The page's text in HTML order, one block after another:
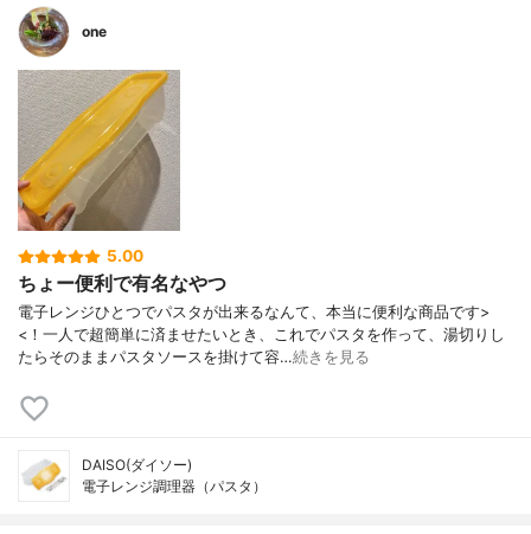
one
5.00
ちょー便利で有名なやつ
電子レンジひとつでパスタが出来るなんて、本当に便利な商品です>
<！一人で超簡単に済ませたいとき、これでパスタを作って、湯切りし
たらそのままパスタソースを掛けて容…続きを見る
DAISO(ダイソー)
電子レンジ調理器（パスタ）